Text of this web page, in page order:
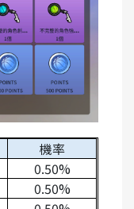
機率
0.50%
0.50%